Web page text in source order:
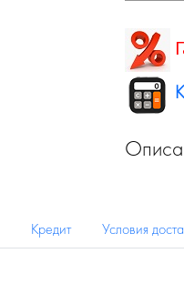
Кредит Условия